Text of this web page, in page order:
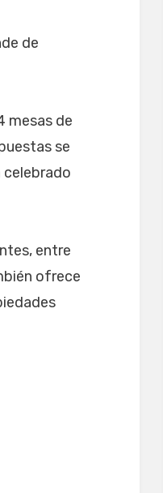
de
mesas de
se
celebrado
entre
ofrece